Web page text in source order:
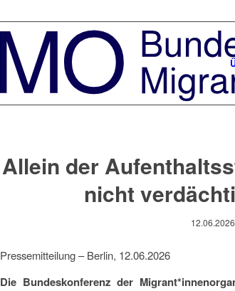
Allein der
nicht
12.06.2026
Pressemitteilung – Berlin, 12.06.2026
Die Bundeskonferenz der